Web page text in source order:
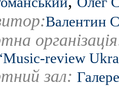
Валентин
review
зал: